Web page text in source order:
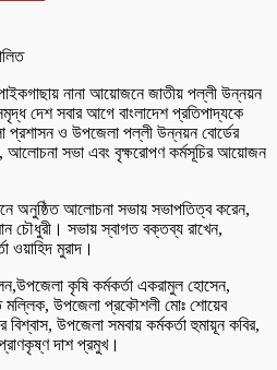
নানা আয়োজনে জাতীয় পল্লী উন্নয়ন
দেশ সবার আগে বাংলাদেশ প্রতিপাদ্যকে
প্রশাসন ও উপজেলা পল্লী উন্নয়ন বোর্ডের
আলোচনা সভা এবং বৃক্ষরোপণ কর্মসূচির আয়োজন
অনুষ্ঠিত আলোচনা সভায় সভাপতিত্ব করেন,
চৌধুরী। সভায় স্বাগত বক্তব্য রাখেন,
ওয়াহিদ মুরাদ।
কৃষি কর্মকর্তা একরামুল হোসেন,
মল্লিক, উপজেলা প্রকৌশলী মোঃ শোয়েব
বিশ্বাস, উপজেলা সমবায় কর্মকর্তা হুমায়ূন কবির,
দাশ প্রমুখ।